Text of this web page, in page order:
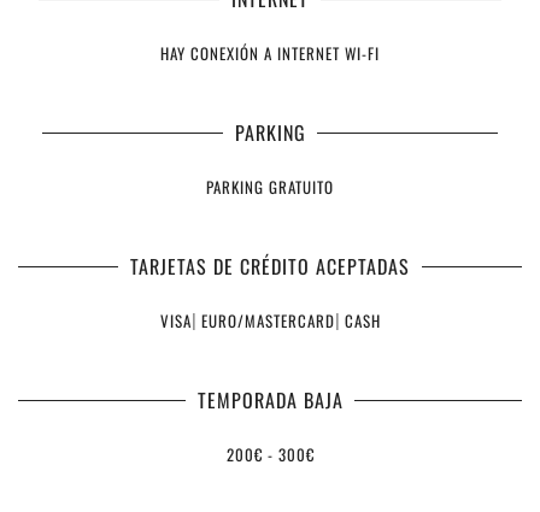
HAY CONEXIÓN A INTERNET WI-FI
PARKING
PARKING GRATUITO
TARJETAS DE CRÉDITO ACEPTADAS
VISA| EURO/MASTERCARD| CASH
TEMPORADA BAJA
200€ - 300€